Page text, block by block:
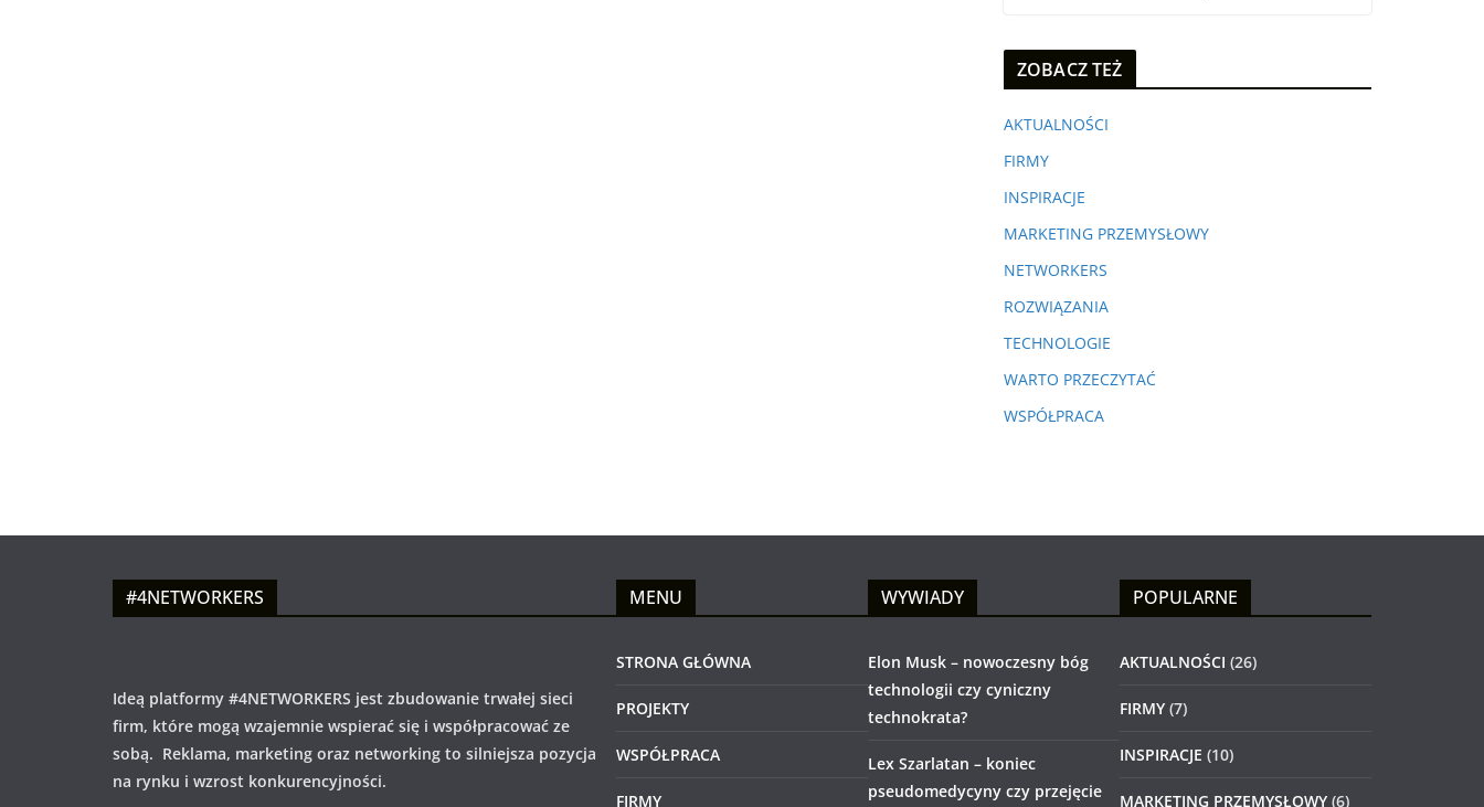
ZOBACZ TEŻ
AKTUALNOŚCI
FIRMY
INSPIRACJE
MARKETING PRZEMYSŁOWY
NETWORKERS
ROZWIĄZANIA
TECHNOLOGIE
WARTO PRZECZYTAĆ
WSPÓŁPRACA
#4NETWORKERS
Ideą platformy #4NETWORKERS jest zbudowanie trwałej sieci
firm, które mogą wzajemnie wspierać się i współpracować ze
sobą. Reklama, marketing oraz networking to silniejsza pozycja
na rynku i wzrost konkurencyjności.
MENU
STRONA GŁÓWNA
PROJEKTY
WSPÓŁPRACA
FIRMY
WYWIADY
Elon Musk – nowoczesny bóg
technologii czy cyniczny
technokrata?
Lex Szarlatan – koniec
pseudomedycyny czy przejęcie
POPULARNE
AKTUALNOŚCI (26)
FIRMY (7)
INSPIRACJE (10)
MARKETING PRZEMYSŁOWY (6)